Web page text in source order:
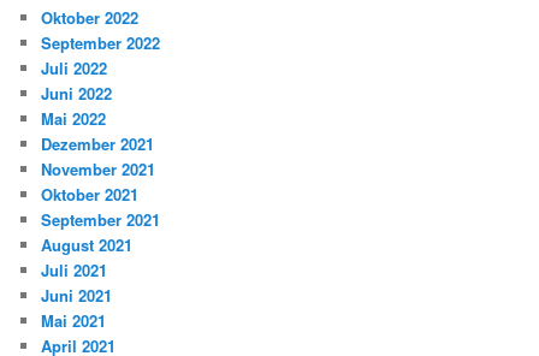
Oktober 2022
September 2022
Juli 2022
Juni 2022
Mai 2022
Dezember 2021
November 2021
Oktober 2021
September 2021
August 2021
Juli 2021
Juni 2021
Mai 2021
April 2021